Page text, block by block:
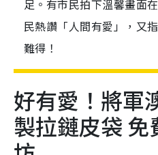
足。有市民拍下溫馨畫面
民熱讚「人間有愛」，又
難得！
好有愛！將軍
製拉鏈皮袋